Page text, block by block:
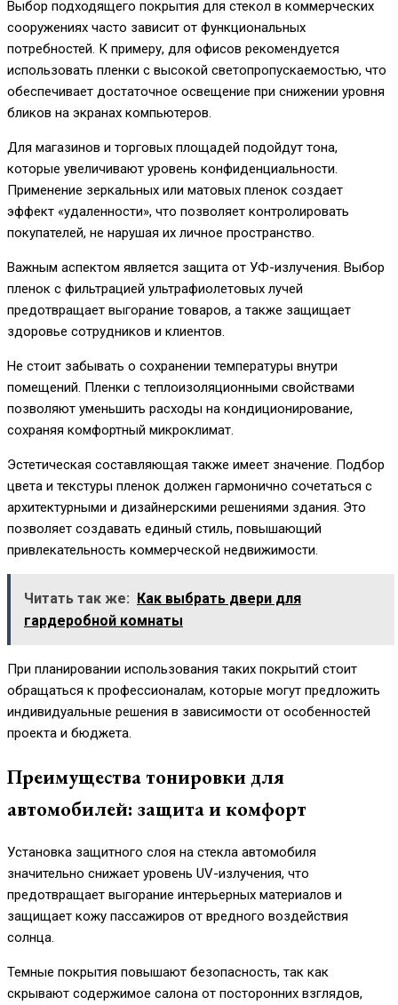
Выбор подходящего покрытия для стекол в коммерческих
сооружениях часто зависит от функциональных
потребностей. К примеру, для офисов рекомендуется
использовать пленки с высокой светопропускаемостью, что
обеспечивает достаточное освещение при снижении уровня
бликов на экранах компьютеров.
Для магазинов и торговых площадей подойдут тона,
которые увеличивают уровень конфиденциальности.
Применение зеркальных или матовых пленок создает
эффект «удаленности», что позволяет контролировать
покупателей, не нарушая их личное пространство.
Важным аспектом является защита от УФ-излучения. Выбор
пленок с фильтрацией ультрафиолетовых лучей
предотвращает выгорание товаров, а также защищает
здоровье сотрудников и клиентов.
Не стоит забывать о сохранении температуры внутри
помещений. Пленки с теплоизоляционными свойствами
позволяют уменьшить расходы на кондиционирование,
сохраняя комфортный микроклимат.
Эстетическая составляющая также имеет значение. Подбор
цвета и текстуры пленок должен гармонично сочетаться с
архитектурными и дизайнерскими решениями здания. Это
позволяет создавать единый стиль, повышающий
привлекательность коммерческой недвижимости.
Читать так же:
Как выбрать двери для
гардеробной комнаты
При планировании использования таких покрытий стоит
обращаться к профессионалам, которые могут предложить
индивидуальные решения в зависимости от особенностей
проекта и бюджета.
Преимущества тонировки для
автомобилей: защита и комфорт
Установка защитного слоя на стекла автомобиля
значительно снижает уровень UV-излучения, что
предотвращает выгорание интерьерных материалов и
защищает кожу пассажиров от вредного воздействия
солнца.
Темные покрытия повышают безопасность, так как
скрывают содержимое салона от посторонних взглядов,